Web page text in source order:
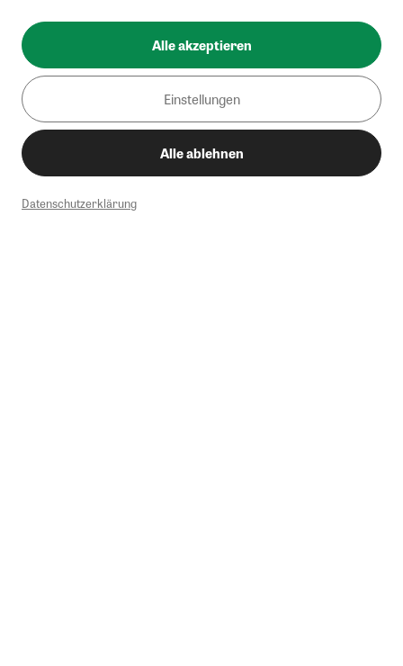
Alle akzeptieren
Einstellungen
Alle ablehnen
Datenschutzerklärung